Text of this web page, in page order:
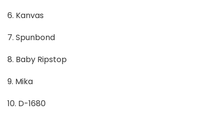
6. Kanvas
7. Spunbond
8. Baby Ripstop
9. Mika
10. D-1680